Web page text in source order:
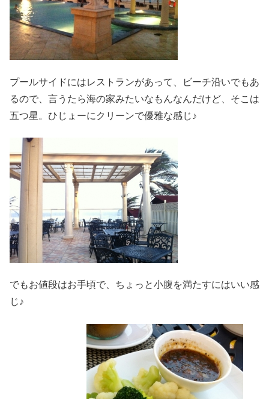
プールサイドにはレストランがあって、ビーチ沿いでもあ
るので、言うたら海の家みたいなもんなんだけど、そこは
五つ星。ひじょーにクリーンで優雅な感じ♪
でもお値段はお手頃で、ちょっと小腹を満たすにはいい感
じ♪